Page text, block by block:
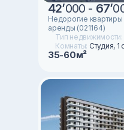
42’000 - 67’
Недорогие
аренды (021164)
Тип недвижимости:
Комнаты: Студия, 1
35-60м²